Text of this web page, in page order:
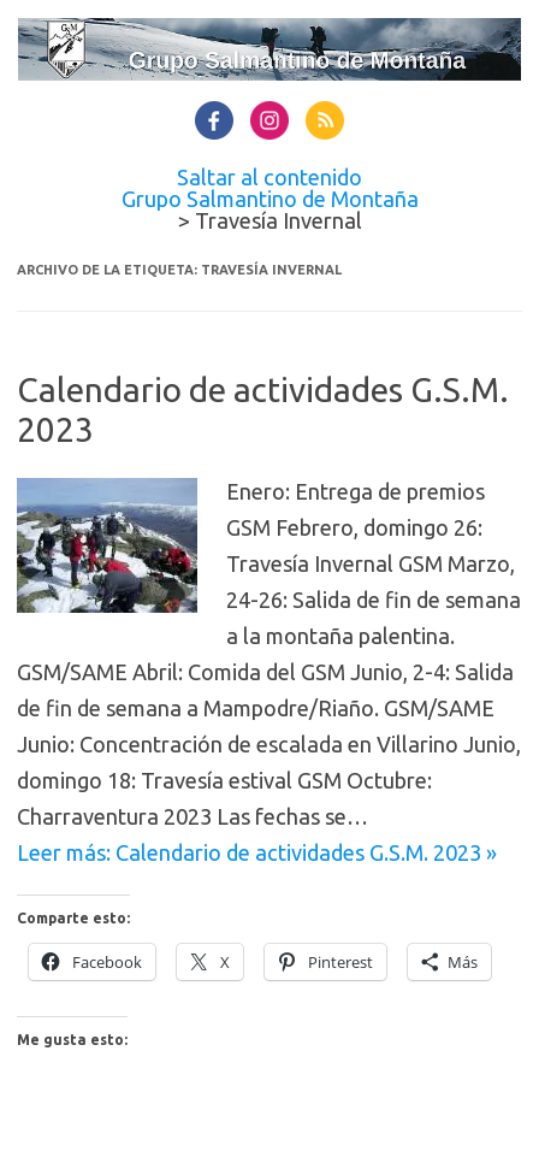
Saltar al contenido
Grupo Salmantino de Montaña
> Travesía Invernal
ARCHIVO DE LA ETIQUETA: TRAVESÍA INVERNAL
Calendario de actividades G.S.M.
2023
Enero: Entrega de premios
GSM Febrero, domingo 26:
Travesía Invernal GSM Marzo,
24-26: Salida de fin de semana
a la montaña palentina.
GSM/SAME Abril: Comida del GSM Junio, 2-4: Salida
de fin de semana a Mampodre/Riaño. GSM/SAME
Junio: Concentración de escalada en Villarino Junio,
domingo 18: Travesía estival GSM Octubre:
Charraventura 2023 Las fechas se…
Leer más: Calendario de actividades G.S.M. 2023 »
Comparte esto:
Facebook X Pinterest Más
Me gusta esto: